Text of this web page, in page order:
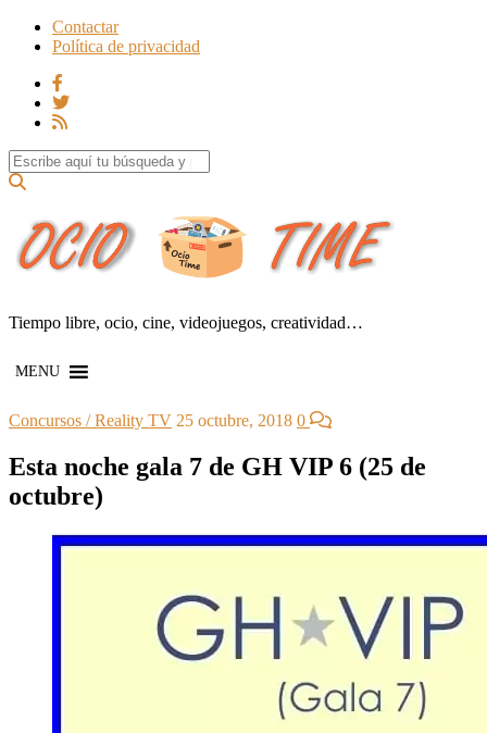
Contactar
Política de privacidad
Search for:
Tiempo libre, ocio, cine, videojuegos, creatividad…
MENU
Concursos / Reality TV 25 octubre, 2018 0
Esta noche gala 7 de GH VIP 6 (25 de
octubre)